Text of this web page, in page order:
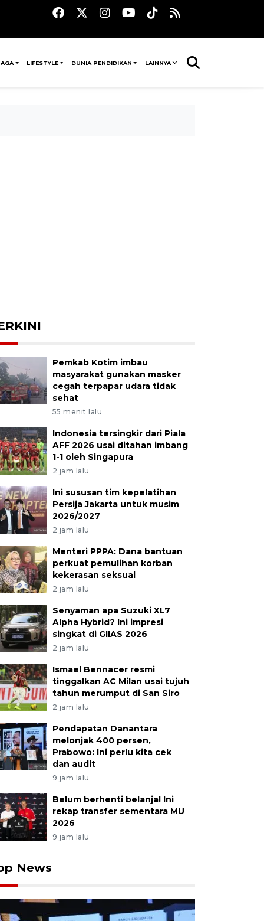
LIFESTYLE DUNIA PENDIDIKAN LAINNYA
Pemkab Kotim imbau
masyarakat gunakan masker
cegah terpapar udara tidak
sehat
55 menit lalu
Indonesia tersingkir dari Piala
AFF 2026 usai ditahan imbang
1-1 oleh Singapura
2 jam lalu
Ini sususan tim kepelatihan
Persija Jakarta untuk musim
2026/2027
2 jam lalu
Menteri PPPA: Dana bantuan
perkuat pemulihan korban
kekerasan seksual
2 jam lalu
Senyaman apa Suzuki XL7
Alpha Hybrid? Ini impresi
singkat di GIIAS 2026
2 jam lalu
Ismael Bennacer resmi
tinggalkan AC Milan usai tujuh
tahun merumput di San Siro
2 jam lalu
Pendapatan Danantara
melonjak 400 persen,
Prabowo: Ini perlu kita cek
dan audit
9 jam lalu
Belum berhenti belanja! Ini
rekap transfer sementara MU
2026
9 jam lalu
News